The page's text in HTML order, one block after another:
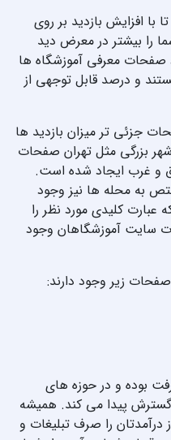
با افزایش بازدید بر روی
را بیشتر در معرض دید
صفحات معرفی آموزشگاه ها
و درصد قابل توجهی از
جزئی تر میزان بازدید ها
بزرگی مثل تهران صفحات
و غرب ایجاد شده است.
به محله ها نیز وجود
کلیدی مورد نظر را
سایت آموزشگاهان وجود
زیر وجود دارند:
بوده و در حوزه های
پیدا می کند. همیشه
را صرف تبلیغات و